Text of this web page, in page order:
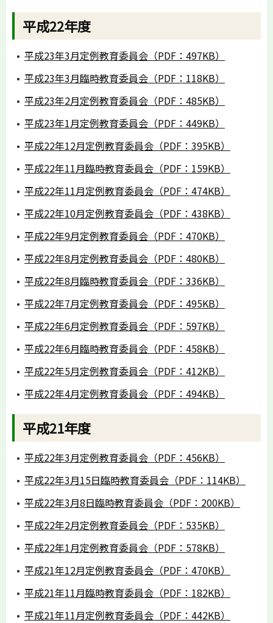
平成22年度
平成23年3月定例教育委員会（PDF：497KB）
平成23年3月臨時教育委員会（PDF：118KB）
平成23年2月定例教育委員会（PDF：485KB）
平成23年1月定例教育委員会（PDF：449KB）
平成22年12月定例教育委員会（PDF：395KB）
平成22年11月臨時教育委員会（PDF：159KB）
平成22年11月定例教育委員会（PDF：474KB）
平成22年10月定例教育委員会（PDF：438KB）
平成22年9月定例教育委員会（PDF：470KB）
平成22年8月定例教育委員会（PDF：480KB）
平成22年8月臨時教育委員会（PDF：336KB）
平成22年7月定例教育委員会（PDF：495KB）
平成22年6月定例教育委員会（PDF：597KB）
平成22年6月臨時教育委員会（PDF：458KB）
平成22年5月定例教育委員会（PDF：412KB）
平成22年4月定例教育委員会（PDF：494KB）
平成21年度
平成22年3月定例教育委員会（PDF：456KB）
平成22年3月15日臨時教育委員会（PDF：114KB）
平成22年3月8日臨時教育委員会（PDF：200KB）
平成22年2月定例教育委員会（PDF：535KB）
平成22年1月定例教育委員会（PDF：578KB）
平成21年12月定例教育委員会（PDF：470KB）
平成21年11月臨時教育委員会（PDF：182KB）
平成21年11月定例教育委員会（PDF：442KB）